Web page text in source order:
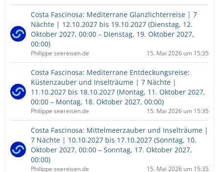
Costa Fascinosa: Mediterrane Glanzlichterreise | 7
Nächte | 12.10.2027 bis 19.10.2027 (Dienstag, 12.
Oktober 2027, 00:00 – Dienstag, 19. Oktober 2027,
00:00)
Philippe seereisen.de 15. Mai 2026 um 15:35
Costa Fascinosa: Mediterrane Entdeckungsreise:
Küstenzauber und Inselträume | 7 Nächte |
11.10.2027 bis 18.10.2027 (Montag, 11. Oktober 2027,
00:00 – Montag, 18. Oktober 2027, 00:00)
Philippe seereisen.de 15. Mai 2026 um 15:35
Costa Fascinosa: Mittelmeerzauber und Inselträume |
7 Nächte | 10.10.2027 bis 17.10.2027 (Sonntag, 10.
Oktober 2027, 00:00 – Sonntag, 17. Oktober 2027,
00:00)
Philippe seereisen.de 15. Mai 2026 um 15:35